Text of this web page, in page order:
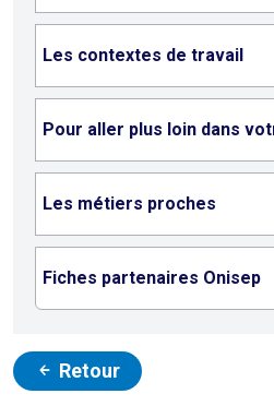
Les contextes de travail
Pour aller plus loin dans
Les métiers proches
Fiches partenaires Onisep
Retour